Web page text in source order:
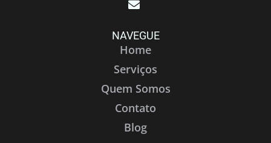
NAVEGUE
Home
Serviços
Quem Somos
Contato
Blog